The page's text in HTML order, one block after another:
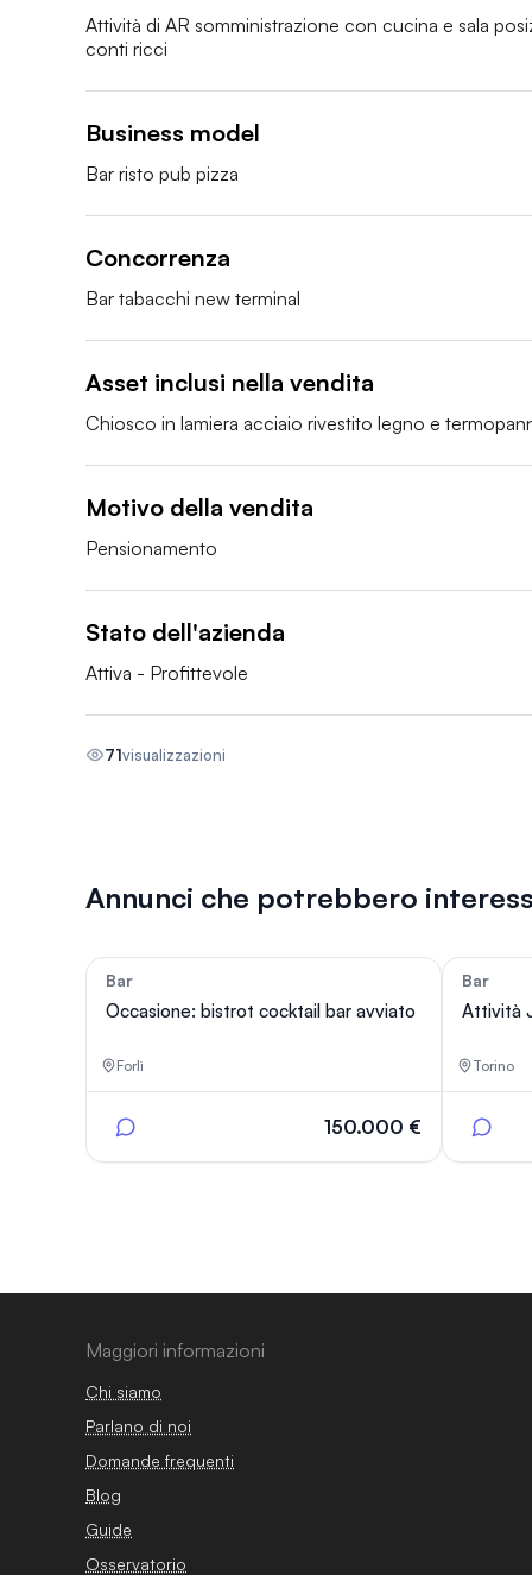
Attività di AR somministrazione con cucina e sala
conti ricci
Business model
Bar risto pub pizza
Concorrenza
Bar tabacchi new terminal
Asset inclusi nella vendita
Chiosco in lamiera acciaio rivestito legno e
Motivo della vendita
Pensionamento
Stato dell'azienda
Attiva - Profittevole
71visualizzazioni
Annunci che potrebbero
Bar
Occasione: bistrot cocktail bar avviato
Forlì
150.000 €
Bar
Attività
Torino
Maggiori informazioni
Chi siamo
Parlano di noi
Domande frequenti
Blog
Guide
Osservatorio